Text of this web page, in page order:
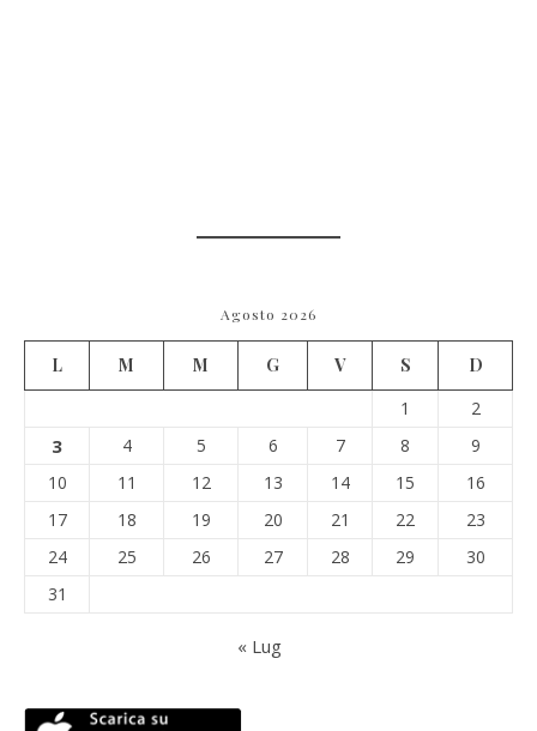
Agosto 2026
L M M G V S
D
1
2
3 4 5 6 7 8
9
10
11 12 13 14 15
16
17
18 19 20 21 22
23
24
25 26 27 28 29
30
31
« Lug